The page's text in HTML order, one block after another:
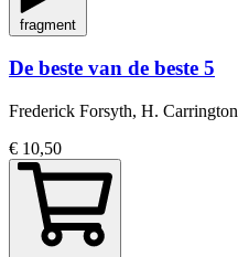
fragment
De beste van de beste 5
Frederick Forsyth, H. Carrington
€ 10,50